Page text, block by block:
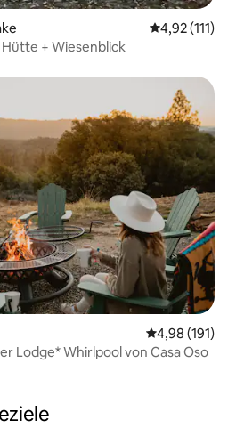
4,92 (111)
+ Wiesenblick
4,98 (191)
Lodge* Whirlpool von Casa Oso